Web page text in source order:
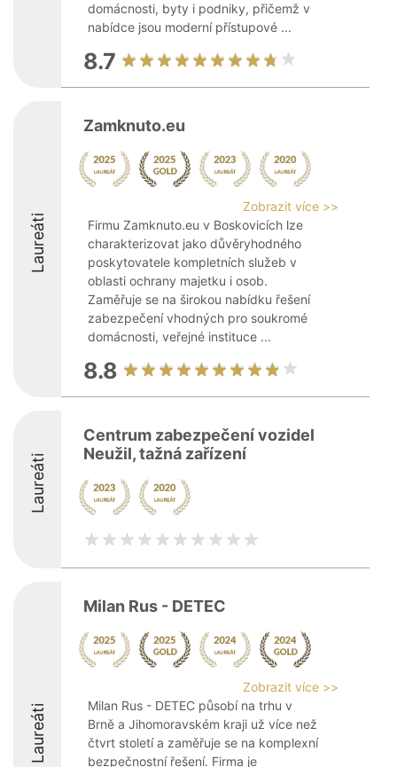
domácnosti, byty i podniky, přičemž v
nabídce jsou moderní přístupové ...
8.7
Laureáti
Zamknuto.eu
Zobrazit více >>
Firmu Zamknuto.eu v Boskovicích lze
charakterizovat jako důvěryhodného
poskytovatele kompletních služeb v
oblasti ochrany majetku i osob.
Zaměřuje se na širokou nabídku řešení
zabezpečení vhodných pro soukromé
domácnosti, veřejné instituce ...
8.8
Laureáti
Centrum zabezpečení vozidel
Neužil, tažná zařízení
Laureáti
Milan Rus - DETEC
Zobrazit více >>
Milan Rus - DETEC působí na trhu v
Brně a Jihomoravském kraji už více než
čtvrt století a zaměřuje se na komplexní
bezpečnostní řešení. Firma je